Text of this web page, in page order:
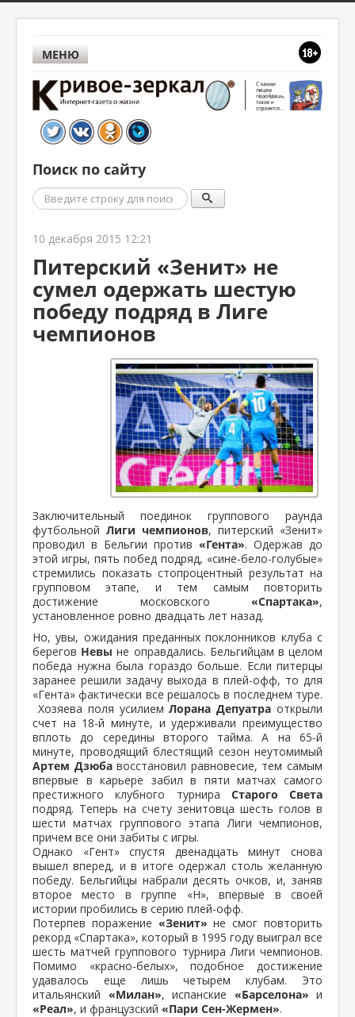
МЕНЮ
Поиск по сайту
Поиск
10 декабря 2015 12:21
Питерский «Зенит» не
сумел одержать шестую
победу подряд в Лиге
чемпионов
Заключительный поединок группового раунда
футбольной Лиги чемпионов, питерский «Зенит»
проводил в Бельгии против «Гента». Одержав до
этой игры, пять побед подряд, «сине-бело-голубые»
стремились показать стопроцентный результат на
групповом этапе, и тем самым повторить
достижение московского «Спартака»,
установленное ровно двадцать лет назад.
Но, увы, ожидания преданных поклонников клуба с
берегов Невы не оправдались. Бельгийцам в целом
победа нужна была гораздо больше. Если питерцы
заранее решили задачу выхода в плей-офф, то для
«Гента» фактически все решалось в последнем туре.
Хозяева поля усилиемЛорана Депуатра открыли
счет на 18-й минуте, и удерживали преимущество
вплоть до середины второго тайма. А на 65-й
минуте, проводящий блестящий сезон неутомимый
Артем Дзюбавосстановил равновесие, тем самым
впервые в карьере забил в пяти матчах самого
престижного клубного турнира Старого Света
подряд. Теперь на счету зенитовца шесть голов в
шести матчах группового этапа Лиги чемпионов,
причем все они забиты с игры.
Однако «Гент» спустя двенадцать минут снова
вышел вперед, и в итоге одержал столь желанную
победу. Бельгийцы набрали десять очков, и, заняв
второе место в группе «Н», впервые в своей
истории пробились в серию плей-офф.
Потерпев поражение «Зенит» не смог повторить
рекорд «Спартака», который в 1995 году выиграл все
шесть матчей группового турнира Лиги чемпионов.
Помимо «красно-белых», подобное достижение
удавалось еще лишь четырем клубам. Это
итальянский «Милан», испанские «Барселона» и
«Реал», и французский «Пари Сен-Жермен».